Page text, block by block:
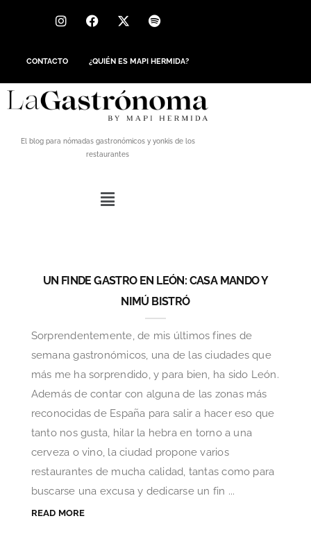
CONTACTO ¿QUIÉN ES MAPI HERMIDA?
El blog para nómadas gastronómicos y yonkis de los
restaurantes
UN FINDE GASTRO EN LEÓN: CASA MANDO Y
NIMÚ BISTRÓ
Sorprendentemente, de mis últimos fines de
semana gastronómicos, una de las ciudades que
más me ha sorprendido, y para bien, ha sido León.
Además de contar con alguna de las zonas más
reconocidas de España para salir a hacer eso que
tanto nos gusta, hilar la hebra en torno a una
cerveza o vino, la ciudad propone varios
restaurantes de mucha calidad, tantas como para
buscarse una excusa y dedicarse un fin ...
READ MORE